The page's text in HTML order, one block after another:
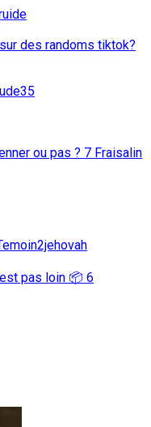
des randoms tiktok?
ou pas ? 7 Fraisalin
pas loin 📦️ 6